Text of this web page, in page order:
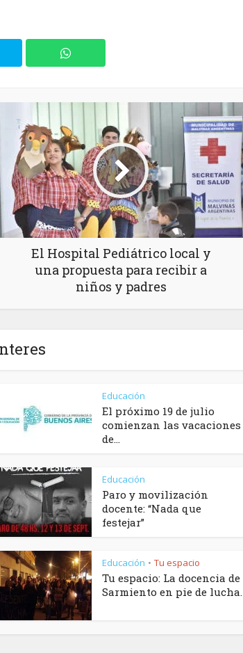
El Hospital Pediátrico local y
una propuesta para recibir a
niños y padres
Educación
El próximo 19 de julio
comienzan las vacaciones
de...
Educación
Paro y movilización
docente: “Nada que
festejar”
Educación • Tu espacio
Tu espacio: La docencia de
Sarmiento en pie de lucha.